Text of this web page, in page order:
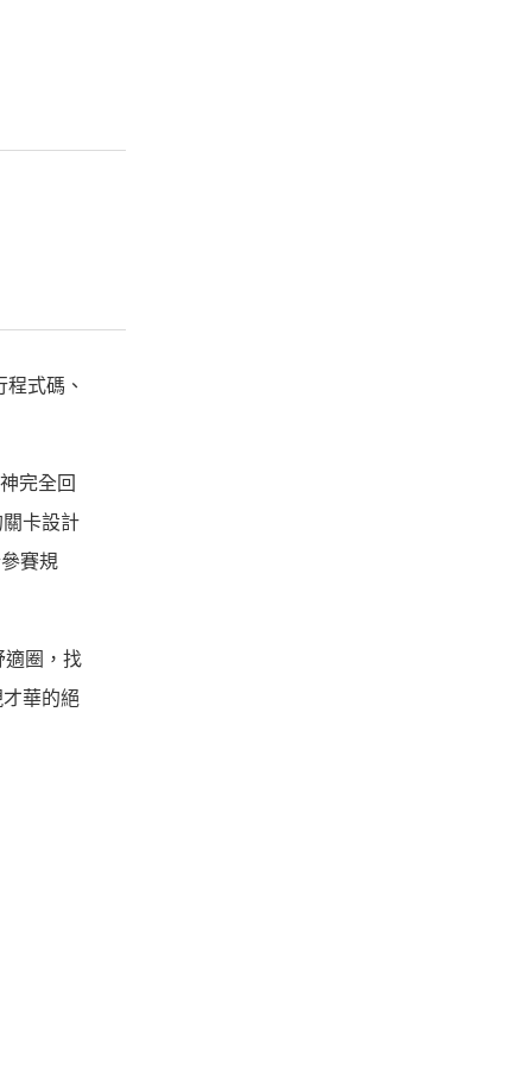
式碼、
完全回
卡設計
賽規
適圈，找
華的絕